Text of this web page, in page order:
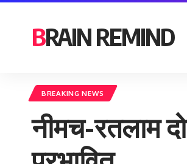
BRAIN REMIND
BREAKING NEWS
नीमच-रतलाम